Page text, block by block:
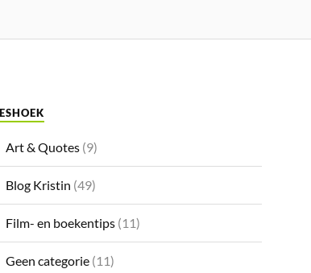
Art & Quotes (9)
Blog Kristin (49)
Film- en boekentips (11)
Geen categorie (11)